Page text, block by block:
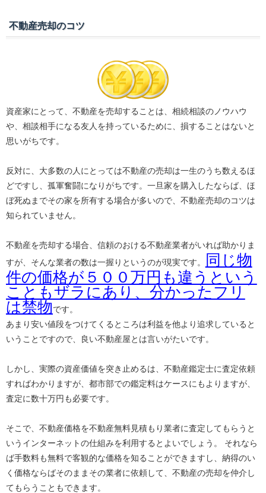
不動産売却のコツ
資産家にとって、不動産を売却することは、相続相談のノウハウ
や、相談相手になる友人を持っているために、損することはないと
思いがちです。
反対に、大多数の人にとっては不動産の売却は一生のうち数えるほ
どですし、孤軍奮闘になりがちです。一旦家を購入したならば、ほ
ぼ死ぬまでその家を所有する場合が多いので、不動産売却のコツは
知られていません。
不動産を売却する場合、信頼のおける不動産業者がいれば助かりま
すが、そんな業者の数は一握りというのが現実です。
同じ物
件の価格が５００万円も違うという
こともザラにあり、分かったフリ
は禁物です。
あまり安い値段をつけてくるところは利益を他より追求していると
いうことですので、良い不動産屋とは言いがたいです。
しかし、実際の資産価値を突き止めるは、不動産鑑定士に査定依頼
すればわかりますが、都市部での鑑定料はケースにもよりますが、
査定に数十万円も必要です。
そこで、不動産価格を不動産無料見積もり業者に査定してもらうと
いうインターネットの仕組みを利用するとよいでしょう。 それなら
ば手数料も無料で客観的な価格を知ることができますし、納得のい
く価格ならばそのままその業者に依頼して、不動産の売却を仲介し
てもらうこともできます。